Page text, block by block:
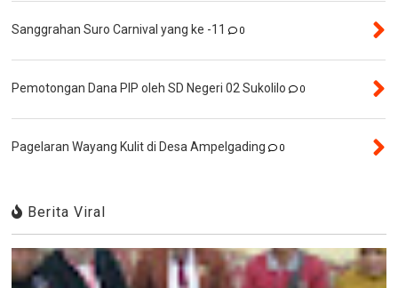
Sanggrahan Suro Carnival yang ke -11 0
Pemotongan Dana PIP oleh SD Negeri 02 Sukolilo 0
Pagelaran Wayang Kulit di Desa Ampelgading 0
Berita Viral